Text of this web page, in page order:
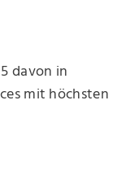
davon in
mit höchsten